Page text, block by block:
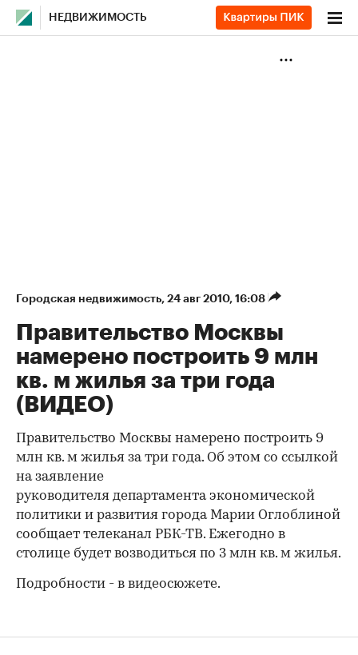
НЕДВИЖИМОСТЬ
Городская недвижимость⁠, 24 авг 2010, 16:08
Правительство Москвы
намерено построить 9 млн
кв. м жилья за три года
(ВИДЕО)
Правительство Москвы намерено построить 9
млн кв. м жилья за три года. Об этом со ссылкой
на заявление
руководителя департамента экономической
политики и развития города Марии Оглоблиной
сообщает телеканал РБК-ТВ. Ежегодно в
столице будет возводиться по 3 млн кв. м жилья.
Подробности - в видеосюжете.